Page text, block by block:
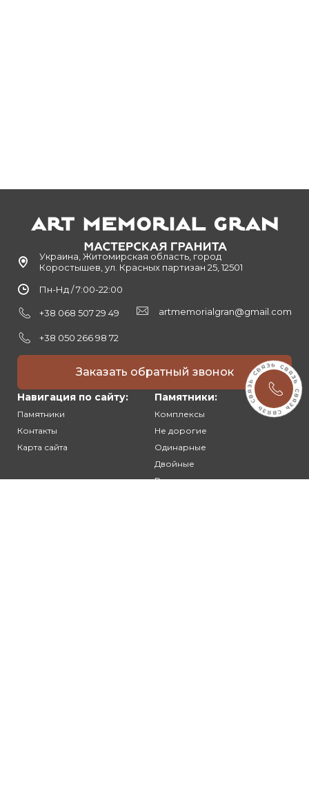
Украина, Житомирская область, город
Коростышев, ул. Красных партизан 25, 12501
Пн-Нд / 7:00-22:00
+38 068 507 29 49
+38 050 266 98 72
artmemorialgran@gmail.com
Заказать обратный звонок
Навигация по сайту:
Памятники
Контакты
Карта сайта
Памятники:
Комплексы
Не дорогие
Одинарные
Двойные
Резные